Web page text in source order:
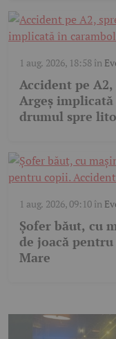
1 aug. 2026, 18:58în
Accident pe
Argeș
drumul spre
1 aug. 2026, 09:10în
Șofer băut, cu
de joacă
Mare